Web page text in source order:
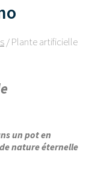
/ Plante artificielle
un pot en
nature éternelle